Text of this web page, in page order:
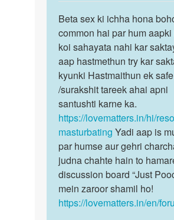
by
Auntyji
reply
to
Sex
krna
chahta
hun
by
Suresh
Beta
sex
ki
ichha
hona
bohot…
Beta sex ki ichha hona
common hai par hum
koi sahayata nahi kar
aap hastmethun try kar
kyunki Hastmaithun ek safe
/surakshit tareek ahai apni
santushti karne ka.
https://lovematters.in/hi/
masturbating Yadi aap is
par humse aur gehri
judna chahte hain to
discussion board “Just
mein zaroor shamil ho!
https://lovematters.in/en/